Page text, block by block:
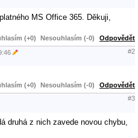
MS Office 365. Děkuji,
(+0) Nesouhlasím (-0) Odpovědět
#2
(+0) Nesouhlasím (-0) Odpovědět
#3
druhá z nich zavede novou chybu,